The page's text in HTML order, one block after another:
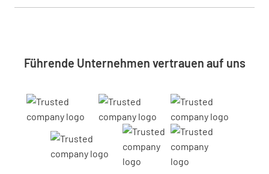
Führende Unternehmen vertrauen auf uns